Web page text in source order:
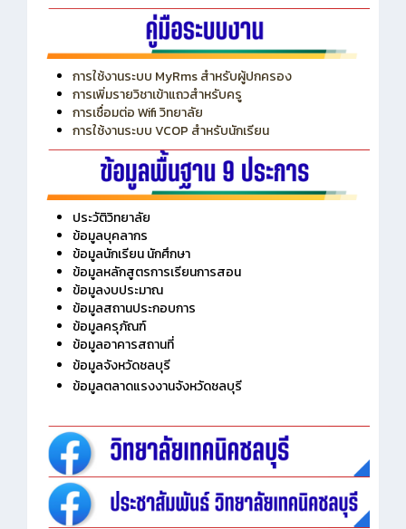
การใช้งานระบบ MyRms สำหรับผู้ปกครอง
การเพิ่มรายวิชาเข้าแถวสำหรับครู
การเชื่อมต่อ Wifi วิทยาลัย
การใช้งานระบบ VCOP สำหรับนักเรียน
ประวัติวิทยาลัย
ข้อมูลบุคลากร
ข้อมูลนักเรียน นักศึกษา
ข้อมูลหลักสูตรการเรียนการสอน
ข้อมูลงบประมาณ
ข้อมูลสถานประกอบการ
ข้อมูลครุภัณฑ์
ข้อมูลอาคารสถานที่
ข้อมูลจังหวัดชลบุรี
ข้อมูลตลาดแรงงานจังหวัดชลบุรี